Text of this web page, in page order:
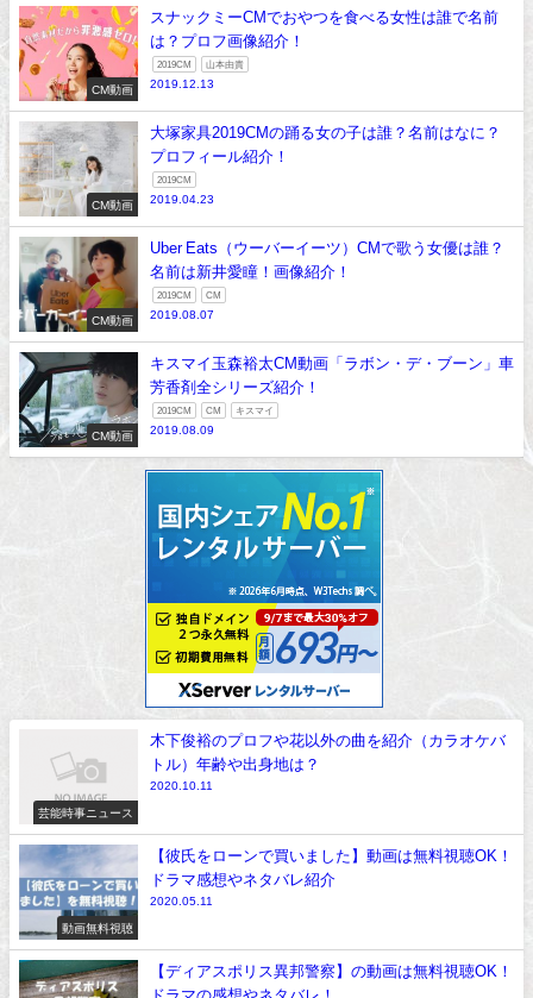
CM動画
スナックミーCMでおやつを食べる女性は誰で名前
は？プロフ画像紹介！
2019CM 山本由貴
2019.12.13
CM動画
大塚家具2019CMの踊る女の子は誰？名前はなに？
プロフィール紹介！
2019CM
2019.04.23
CM動画
Uber Eats（ウーバーイーツ）CMで歌う女優は誰？
名前は新井愛瞳！画像紹介！
2019CM CM
2019.08.07
CM動画
キスマイ玉森裕太CM動画「ラボン・デ・ブーン」車
芳香剤全シリーズ紹介！
2019CM CM キスマイ
2019.08.09
芸能時事ニュース
木下俊裕のプロフや花以外の曲を紹介（カラオケバ
トル）年齢や出身地は？
2020.10.11
動画無料視聴
【彼氏をローンで買いました】動画は無料視聴OK！
ドラマ感想やネタバレ紹介
2020.05.11
【ディアスポリス異邦警察】の動画は無料視聴OK！
ドラマの感想やネタバレ！